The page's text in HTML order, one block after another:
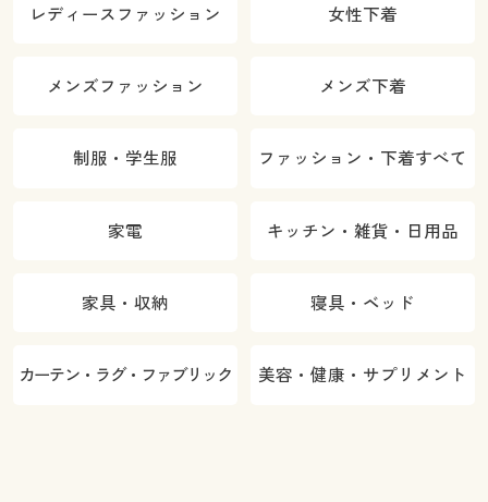
レディースファッション 女性下着
メンズファッション メンズ下着
制服・学生服 ファッション・下着すべて
家電 キッチン・雑貨・日用品
家具・収納 寝具・ベッド
カーテン・ラグ・ファブリック 美容・健康・サプリメント